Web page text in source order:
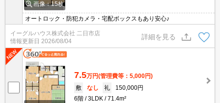
画像：15枚
オートロック・防犯カメラ・宅配ボックスもあり安心♪
イーグルハウス株式会社 二日市店
情報更新日 2026/08/04
詳細を見る
7.5万円(管理費等：5,000円)
敷
なし 礼
150,000円
6階
3LDK 71.4m²